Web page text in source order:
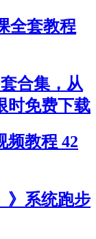
全套教程
合集，从
时免费下载
频教程 42
》系统跑步